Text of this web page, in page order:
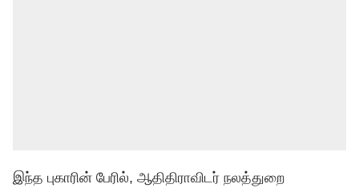
இந்த புகாரின் பேரில், ஆதிதிராவிடர் நலத்துறை